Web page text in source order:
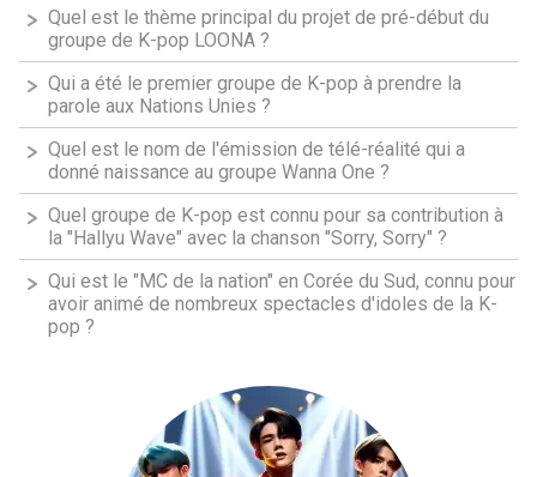
Quel est le thème principal du projet de pré-début du
groupe de K-pop LOONA ?
Qui a été le premier groupe de K-pop à prendre la
parole aux Nations Unies ?
Quel est le nom de l'émission de télé-réalité qui a
donné naissance au groupe Wanna One ?
Quel groupe de K-pop est connu pour sa contribution à
la "Hallyu Wave" avec la chanson "Sorry, Sorry" ?
Qui est le "MC de la nation" en Corée du Sud, connu pour
avoir animé de nombreux spectacles d'idoles de la K-
pop ?